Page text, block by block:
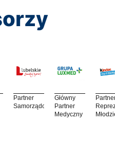
Partner
Samorządowy
Główny
Partner
Medyczny